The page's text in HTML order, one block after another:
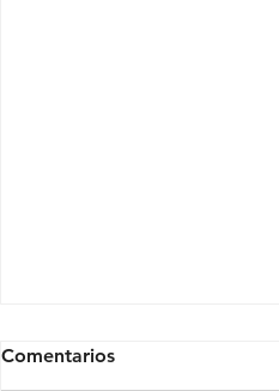
Comentarios